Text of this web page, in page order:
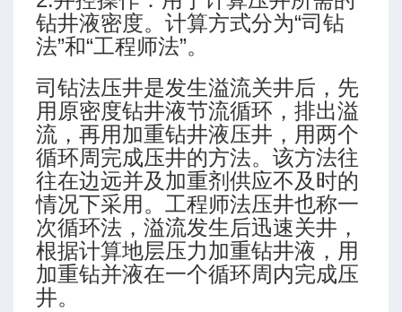
高级模式-三段式
高级模式-多靶三段式
高级模式-五段式
级模式-双增式
钻井液密度。计算方式分为“司钻
法”和“工程师法”。
司钻法压井是发生溢流关井后，先
用原密度钻井液节流循环，排出溢
流，再用加重钻井液压井，用两个
循环周完成压井的方法。该方法往
往在边远并及加重剂供应不及时的
情况下采用。工程师法压井也称一
次循环法，溢流发生后迅速关井，
根据计算地层压力加重钻井液，用
加重钻并液在一个循环周内完成压
井。